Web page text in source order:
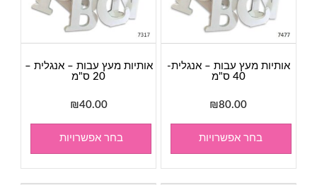
אותיות מעץ עבות – אנגלית-
40 ס"מ
₪80.00
בחר אפשרויות
אותיות מעץ עבות – אנגלית –
20 ס"מ
₪40.00
בחר אפשרויות